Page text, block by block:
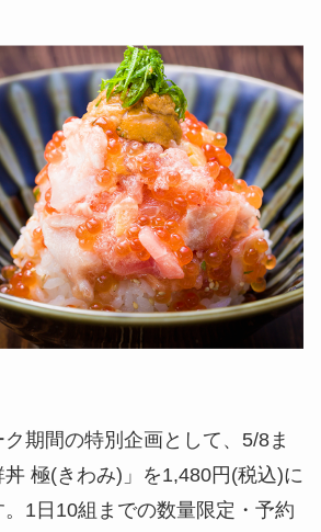
期間の特別企画として、5/8ま
極(きわみ)」を1,480円(税込)に
1日10組までの数量限定・予約